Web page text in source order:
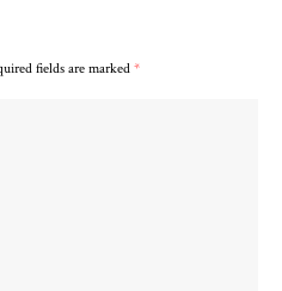
fields are marked *